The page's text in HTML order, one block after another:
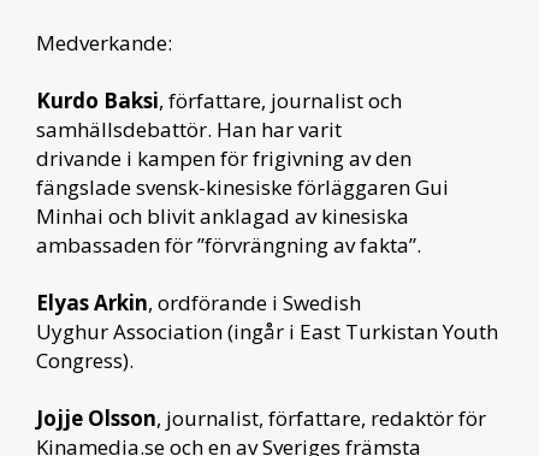
Medverkande:
Kurdo Baksi, författare, journalist och
samhällsdebattör. Han har varit
drivande i kampen för frigivning av den
fängslade svensk-kinesiske förläggaren Gui
Minhai och blivit anklagad av kinesiska
ambassaden för ”förvrängning av fakta”.
Elyas Arkin, ordförande i Swedish
Uyghur Association (ingår i East Turkistan Youth
Congress).
Jojje Olsson, journalist, författare, redaktör för
Kinamedia.se och en av Sveriges främsta